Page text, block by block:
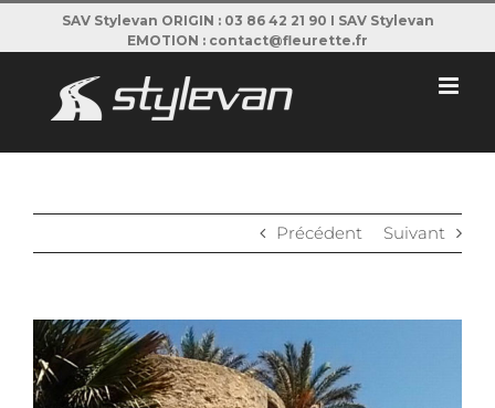
au
contenu
SAV Stylevan ORIGIN : 03 86 42 21 90 I SAV Stylevan
EMOTION : contact@fleurette.fr
Précédent Suivant
View
Larger
Image